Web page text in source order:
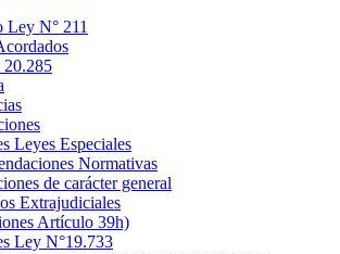
Ley N° 211
Leyes Especiales
Normativas
de carácter general
Extrajudiciales
Artículo 39h)
Ley N°19.733